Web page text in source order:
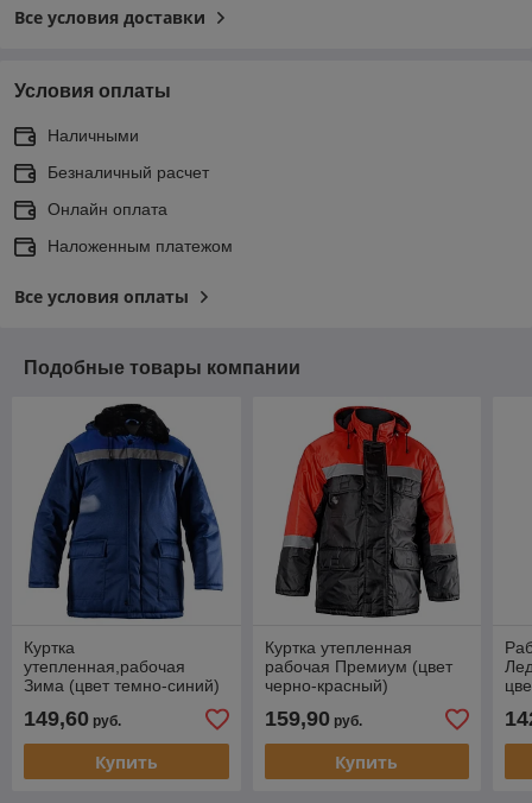
Все условия доставки
Условия оплаты
Наличными
Безналичный расчет
Онлайн оплата
Наложенным платежом
Все условия оплаты
Подобные товары компании
Куртка
утепленная,рабочая
Зима (цвет темно-синий)
149,60 руб.
Купить
Куртка утепленная
рабочая Премиум (цвет
черно-красный)
159,90руб.
Купить